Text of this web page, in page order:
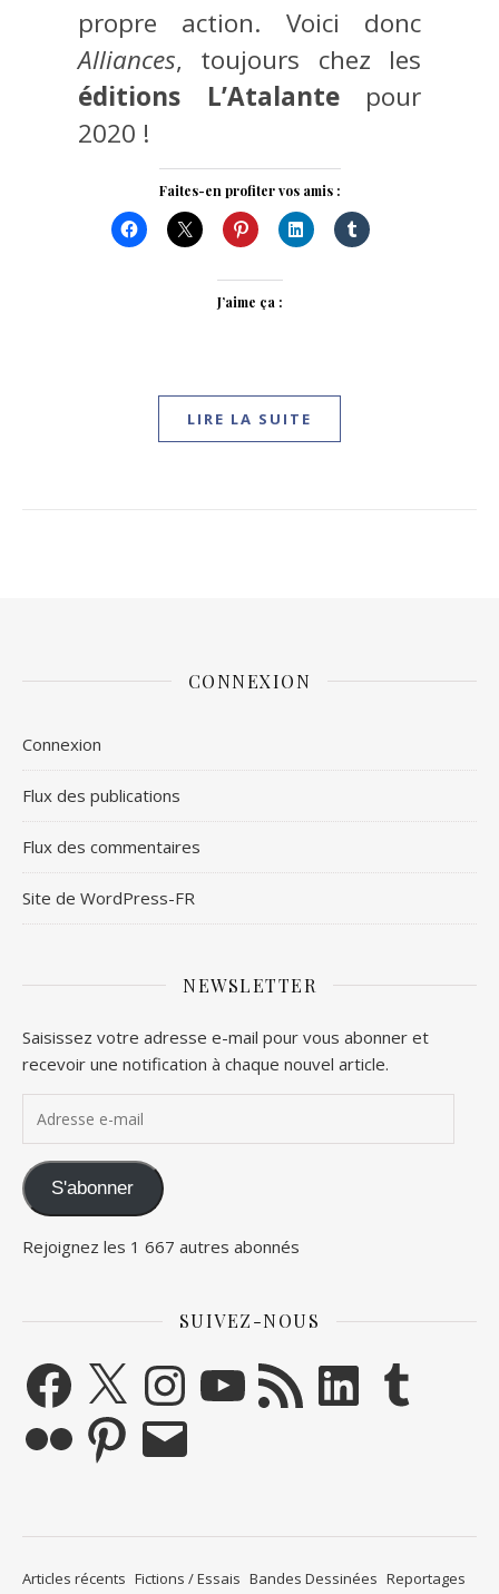
propre action. Voici donc
Alliances, toujours chez les
éditions L’Atalantepour
2020 !
Faites-en profiter vos amis :
J’aime ça :
LIRE LA SUITE
CONNEXION
Connexion
Flux des publications
Flux des commentaires
Site de WordPress-FR
NEWSLETTER
Saisissez votre adresse e-mail pour vous abonner et
recevoir une notification à chaque nouvel article.
S'abonner
Rejoignez les 1 667 autres abonnés
SUIVEZ-NOUS
Facebook
X InstagramYouTubeFlux RSSLinkedIn Tumblr
PinterestE-mail
Articles récents Fictions / Essais Bandes Dessinées Reportages